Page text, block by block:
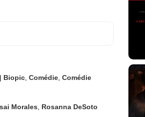
| Biopic, Comédie, Comédie
Morales, Rosanna DeSoto